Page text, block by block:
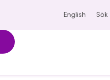
English Sök